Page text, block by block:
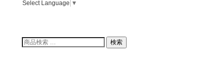
Select Language ▼
検
索
検索